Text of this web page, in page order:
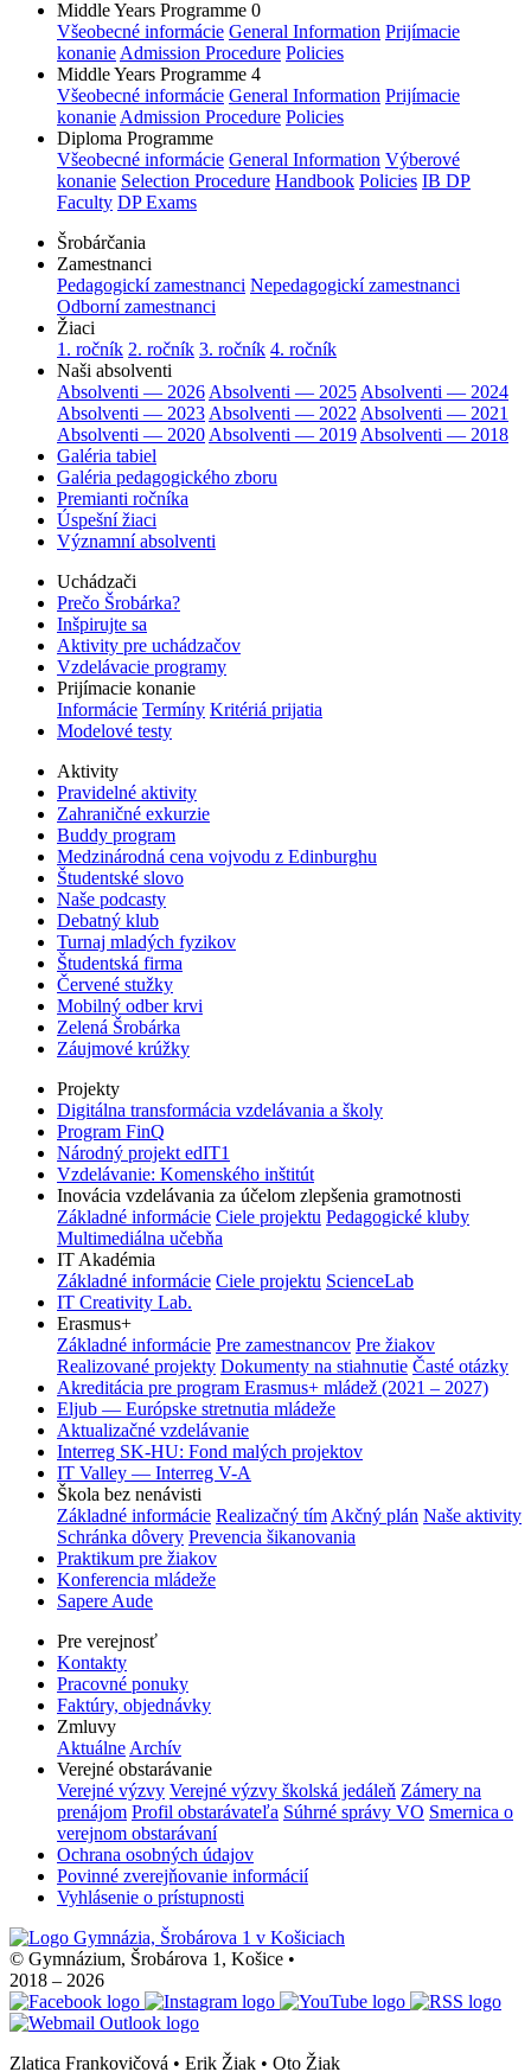
Middle Years Programme 0
Všeobecné informácie General Information Prijímacie
konanie Admission Procedure Policies
Middle Years Programme 4
Všeobecné informácie General Information Prijímacie
konanie Admission Procedure Policies
Diploma Programme
Všeobecné informácie General Information Výberové
konanie Selection Procedure Handbook Policies IB DP
Faculty DP Exams
Šrobárčania
Zamestnanci
Pedagogickí zamestnanci Nepedagogickí zamestnanci
Odborní zamestnanci
Žiaci
1. ročník 2. ročník 3. ročník 4. ročník
Naši absolventi
Absolventi — 2026 Absolventi — 2025 Absolventi — 2024
Absolventi — 2023 Absolventi — 2022 Absolventi — 2021
Absolventi — 2020 Absolventi — 2019 Absolventi — 2018
Galéria tabiel
Galéria pedagogického zboru
Premianti ročníka
Úspešní žiaci
Významní absolventi
Uchádzači
Prečo Šrobárka?
Inšpirujte sa
Aktivity pre uchádzačov
Vzdelávacie programy
Prijímacie konanie
Informácie Termíny Kritériá prijatia
Modelové testy
Aktivity
Pravidelné aktivity
Zahraničné exkurzie
Buddy program
Medzinárodná cena vojvodu z Edinburghu
Študentské slovo
Naše podcasty
Debatný klub
Turnaj mladých fyzikov
Študentská firma
Červené stužky
Mobilný odber krvi
Zelená Šrobárka
Záujmové krúžky
Projekty
Digitálna transformácia vzdelávania a školy
Program FinQ
Národný projekt edIT1
Vzdelávanie: Komenského inštitút
Inovácia vzdelávania za účelom zlepšenia gramotnosti
Základné informácie Ciele projektu Pedagogické kluby
Multimediálna učebňa
IT Akadémia
Základné informácie Ciele projektu ScienceLab
IT Creativity Lab.
Erasmus+
Základné informácie Pre zamestnancov Pre žiakov
Realizované projekty Dokumenty na stiahnutie Časté otázky
Akreditácia pre program Erasmus+ mládež (2021 – 2027)
Eljub — Európske stretnutia mládeže
Aktualizačné vzdelávanie
Interreg SK-HU: Fond malých projektov
IT Valley — Interreg V-A
Škola bez nenávisti
Základné informácie Realizačný tím Akčný plán Naše aktivity
Schránka dôvery Prevencia šikanovania
Praktikum pre žiakov
Konferencia mládeže
Sapere Aude
Pre verejnosť
Kontakty
Pracovné ponuky
Faktúry, objednávky
Zmluvy
Aktuálne Archív
Verejné obstarávanie
Verejné výzvy Verejné výzvy školská jedáleň Zámery na
prenájom Profil obstarávateľa Súhrné správy VO Smernica o
verejnom obstarávaní
Ochrana osobných údajov
Povinné zverejňovanie informácií
Vyhlásenie o prístupnosti
© Gymnázium, Šrobárova 1, Košice •
2018 – 2026
Zlatica Frankovičová • Erik Žiak • Oto Žiak